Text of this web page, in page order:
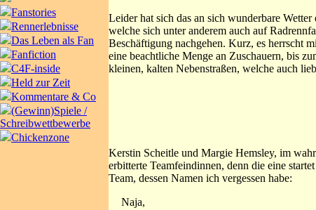
Fanstories
Rennerlebnisse
Das Leben als Fan
Fanfiction
C4F-inside
Held zur Zeit
Kommentare & Co
(Gewinn)Spiele /
Schreibwettbewerbe
Chickenzone
Leider hat sich das an sich wunderbare
welche sich unter anderem auch auf
Beschäftigung nachgehen. Kurz, es herrscht
eine beachtliche Menge an Zuschauern, bis
kleinen, kalten Nebenstraßen, welche auch
Kerstin Scheitle und Margie Hemsley, im
erbitterte Teamfeindinnen, denn die eine
Team, dessen Namen ich vergessen habe:
Naja,